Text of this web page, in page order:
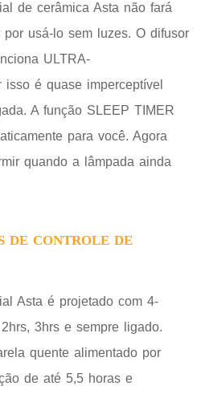
de cerâmica Asta não fará
usá-lo sem luzes. O difusor
ULTRA-
isso é quase imperceptível
A função SLEEP TIMER
para você. Agora
quando a lâmpada ainda
DE CONTROLE DE
Asta é projetado com 4-
3hrs e sempre ligado.
quente alimentado por
de até 5,5 horas e